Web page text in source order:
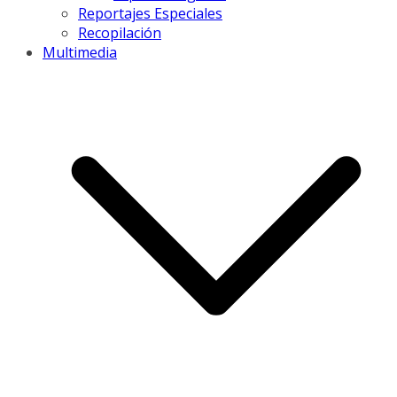
Reportajes Especiales
Recopilación
Multimedia